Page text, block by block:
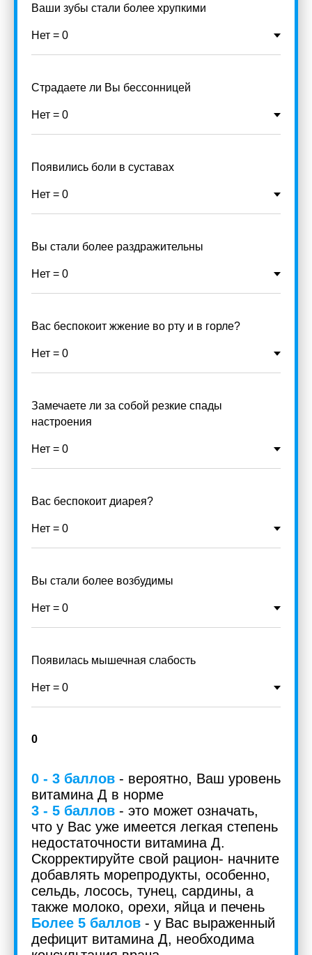
Ваши зубы стали более хрупкими
Страдаете ли Вы бессонницей
Появились боли в суставах
Вы стали более раздражительны
Вас беспокоит жжение во рту и в горле?
Замечаете ли за собой резкие спады
настроения
Вас беспокоит диарея?
Вы стали более возбудимы
Появилась мышечная слабость
0
0 - 3 баллов - вероятно, Ваш уровень
витамина Д в норме
3 - 5 баллов - это может означать,
что у Вас уже имеется легкая степень
недостаточности витамина Д.
Скорректируйте свой рацион- начните
добавлять морепродукты, особенно,
сельдь, лосось, тунец, сардины, а
также молоко, орехи, яйца и печень
Более 5 баллов - у Вас выраженный
дефицит витамина Д, необходима